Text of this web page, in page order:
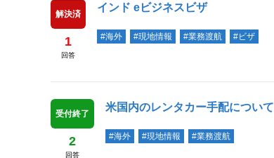
解決済
1
回答
インド eビジネスビザ
#海外 #現地情報 #業務渡航
#ビザ
受付終了
2
回答
米国内のレンタカー手配について
#海外 #現地情報
#業務渡航